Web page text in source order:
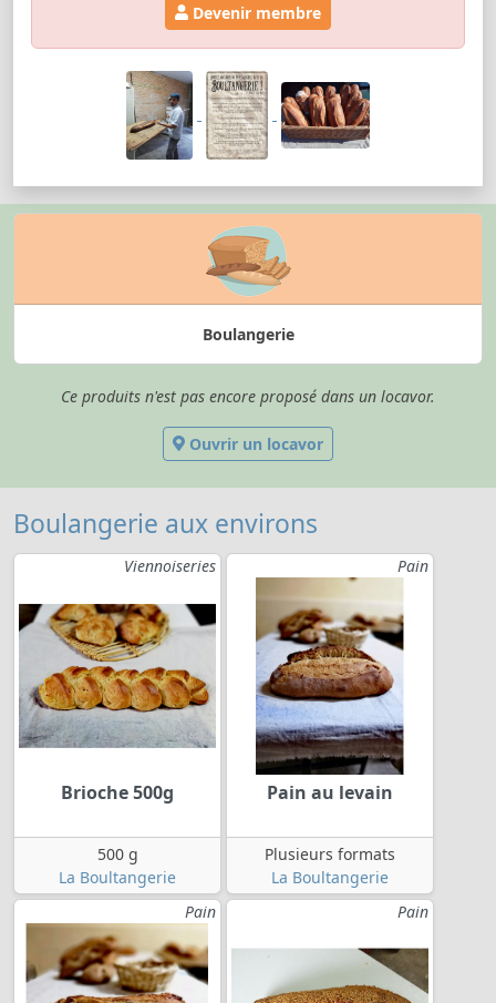
Devenir membre
Boulangerie
Ce produits n'est pas encore proposé dans un locavor.
Ouvrir un locavor
Boulangerie aux environs
Viennoiseries
Brioche 500g
500 g
La Boultangerie
Pain
Pain au levain
Plusieurs formats
La Boultangerie
Pain
Pain